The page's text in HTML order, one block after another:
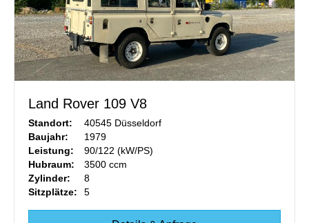
Land Rover 109 V8
Standort:
40545 Düsseldorf
Baujahr:
1979
Leistung:
90/122 (kW/PS)
Hubraum:
3500 ccm
Zylinder:
8
Sitzplätze:
5